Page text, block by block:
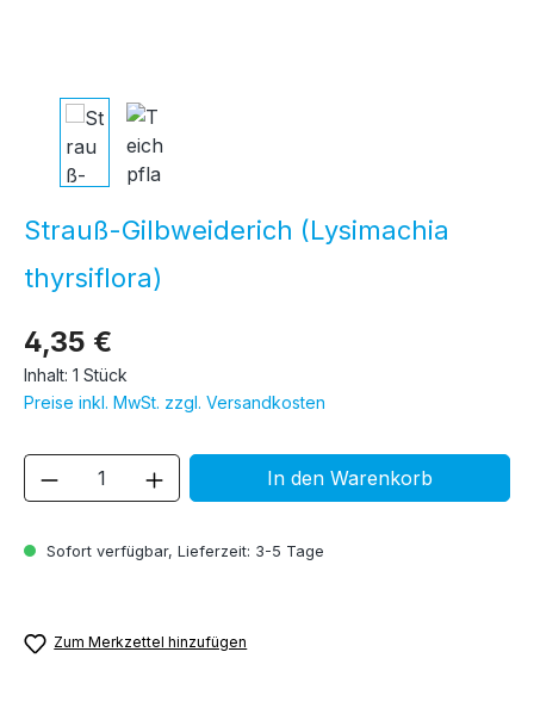
Strauß-Gilbweiderich (Lysimachia
thyrsiflora)
4,35 €
Inhalt: 1 Stück
Preise inkl. MwSt. zzgl. Versandkosten
Sofort verfügbar, Lieferzeit: 3-5 Tage
Produkt Anzahl: Gib denIn den Warenkorb
Zum Merkzettel hinzufügen